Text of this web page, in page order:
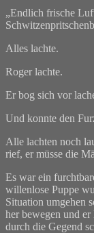
„Endlich frische
Alles lachte.
Roger lachte.
Er bog sich vor
Und konnte den
Alle lachten noch
rief, er müsse die
Es war ein
willenlose Puppe
Situation umgehen
her bewegen und
durch die Gegend